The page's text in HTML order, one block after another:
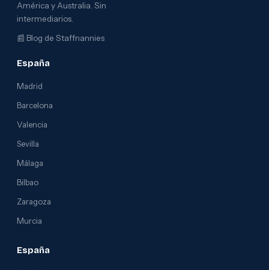
América y Australia. Sin
intermediarios.
📰 Blog de Staffnannies
España
Madrid
Barcelona
Valencia
Sevilla
Málaga
Bilbao
Zaragoza
Murcia
España